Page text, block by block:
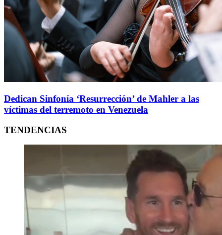
Dedican Sinfonía ‘Resurrección’ de Mahler a las
víctimas del terremoto en Venezuela
TENDENCIAS